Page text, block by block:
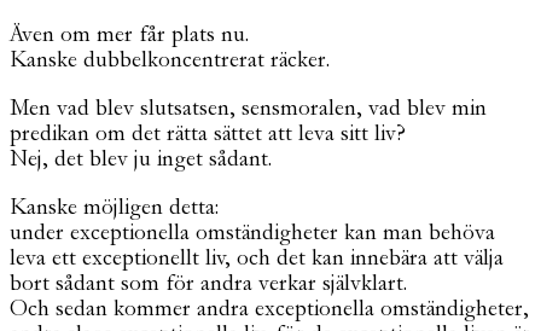
Även om mer får plats nu.
Kanske dubbelkoncentrerat räcker.
Men vad blev slutsatsen, sensmoralen, vad blev min
predikan om det rätta sättet att leva sitt liv?
Nej, det blev ju inget sådant.
Kanske möjligen detta:
under exceptionella omständigheter kan man behöva
leva ett exceptionellt liv, och det kan innebära att välja
bort sådant som för andra verkar självklart.
Och sedan kommer andra exceptionella omständigheter,